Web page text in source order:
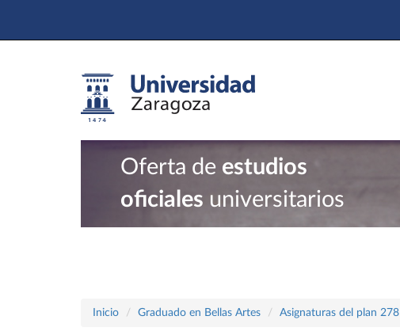
Oferta de estudios
oficiales universitarios
Inicio Graduado en Bellas Artes Asignaturas del plan 278